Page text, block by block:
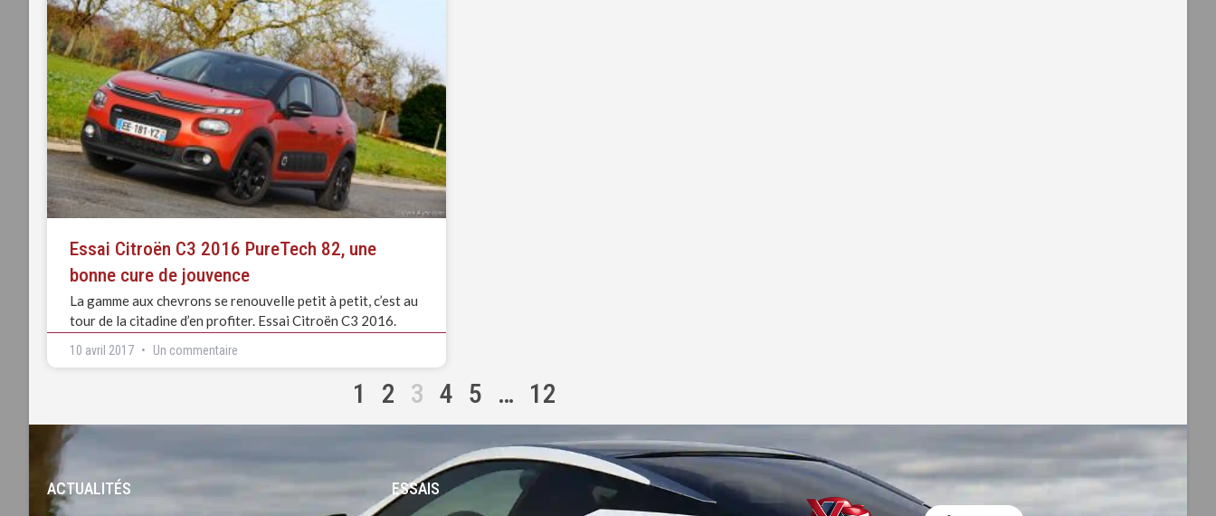
Essai Citroën C3 2016 PureTech 82, une
bonne cure de jouvence
La gamme aux chevrons se renouvelle petit à petit, c’est au
tour de la citadine d’en profiter. Essai Citroën C3 2016.
10 avril 2017 Un commentaire
1 2 3 4 5 … 12
ACTUALITÉS ESSAIS -